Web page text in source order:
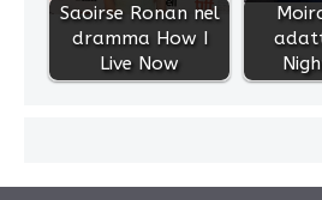
Saoirse Ronan nel
dramma How I
Live Now